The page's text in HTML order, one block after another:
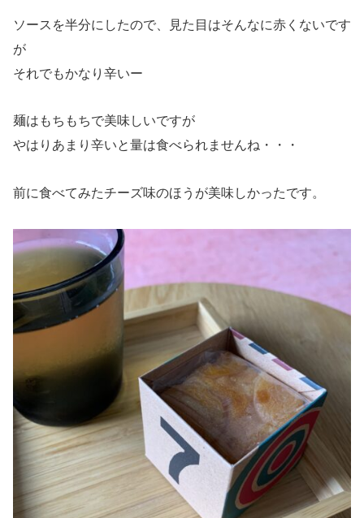
ソースを半分にしたので、見た目はそんなに赤くないです
が
それでもかなり辛いー
麺はもちもちで美味しいですが
やはりあまり辛いと量は食べられませんね・・・
前に食べてみたチーズ味のほうが美味しかったです。